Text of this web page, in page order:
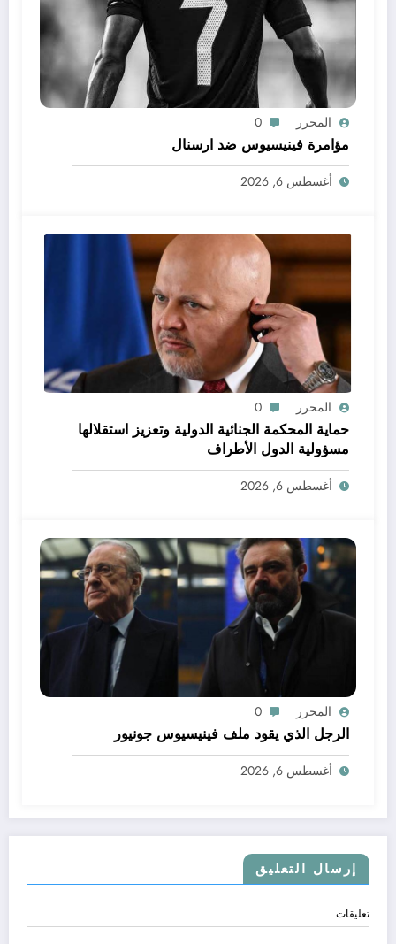
المحرر 0
مؤامرة فينيسيوس ضد ارسنال
أغسطس 6, 2026
المحرر 0
حماية المحكمة الجنائية الدولية وتعزيز استقلالها
مسؤولية الدول الأطراف
أغسطس 6, 2026
المحرر 0
الرجل الذي يقود ملف فينيسيوس جونيور
أغسطس 6, 2026
إرسال التعليق
تعليقات